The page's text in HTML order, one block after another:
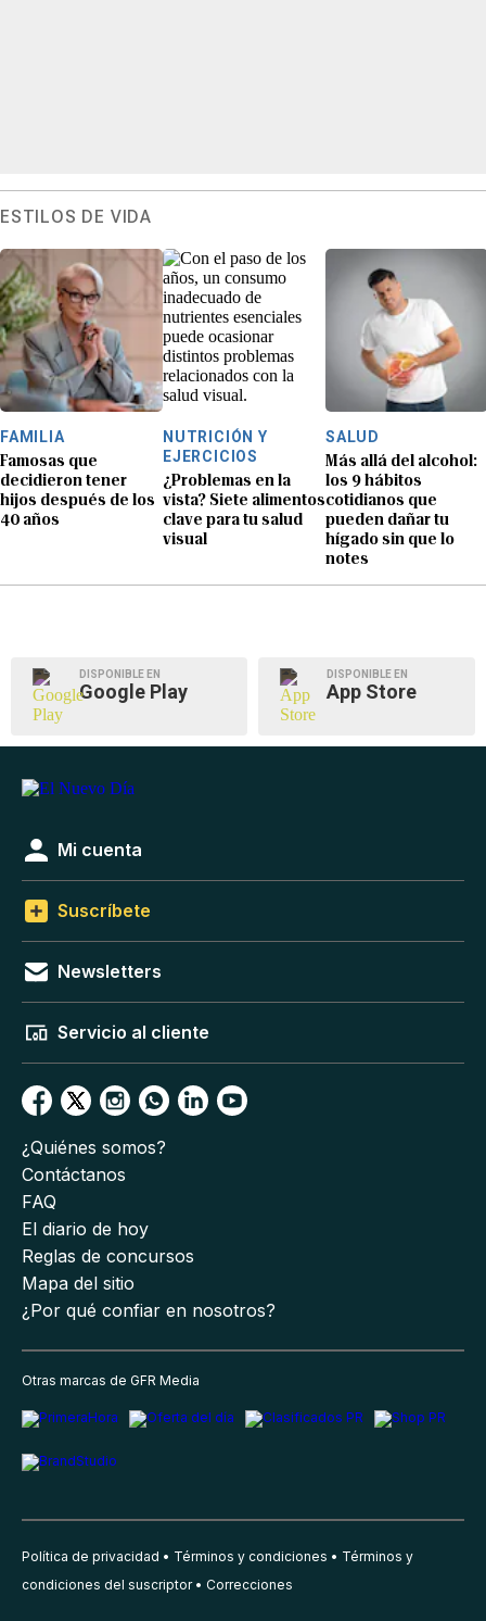
ESTILOS DE VIDA
FAMILIA
Famosas que
decidieron tener
hijos después de los
40 años
NUTRICIÓN Y
EJERCICIOS
¿Problemas en la
vista? Siete alimentos
clave para tu salud
visual
SALUD
Más allá del alcohol:
los 9 hábitos
cotidianos que
pueden dañar tu
hígado sin que lo
notes
DISPONIBLE EN
Google Play
DISPONIBLE EN
App Store
Mi cuenta
Suscríbete
Newsletters
Servicio al cliente
¿Quiénes somos?
Contáctanos
FAQ
El diario de hoy
Reglas de concursos
Mapa del sitio
¿Por qué confiar en nosotros?
Otras marcas de GFR Media
Política de privacidad Términos y condiciones
Términos y
condiciones del suscriptor
Correcciones